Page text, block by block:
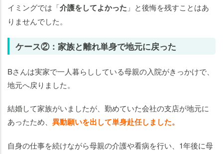
イミングでは「介護をしてよかった 」と後悔を残すことはあ
りませんでした。
ケース②：家族と離れ単身で地元に戻った
Bさんは実家で一人暮らししている母親の入院がきっかけで、
地元へ戻りました。
結婚して家族がいましたが、勤めていた会社の支店が地元に
あったため、 異動願いを出して単身赴任しました。
自身の仕事を続けながら母親の介護や看病を行い、1年後に母